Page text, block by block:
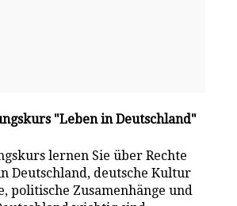
"Leben in Deutschland"
lernen Sie über Rechte
Deutschland, deutsche Kultur
politische Zusamenhänge und